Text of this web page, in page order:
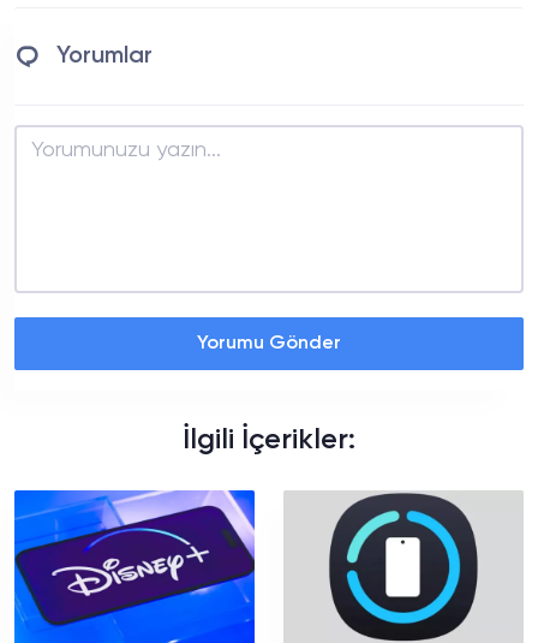
Yorumlar
Yorumu Gönder
İlgili İçerikler: